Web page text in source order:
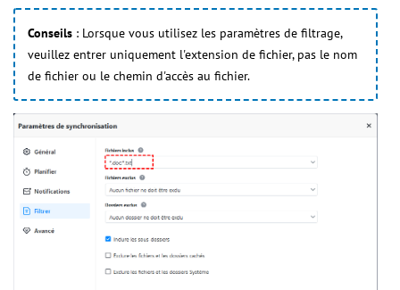
Conseils : Lorsque vous utilisez les paramètres de filtrage,
veuillez entrer uniquement l'extension de fichier, pas le nom
de fichier ou le chemin d'accès au fichier.